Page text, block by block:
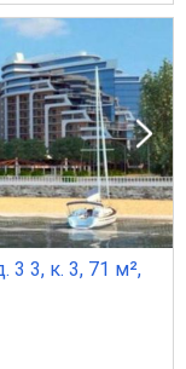
3 3, к. 3, 71 м²,